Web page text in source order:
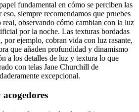
fundamental en cómo se perciben las
siempre recomendamos que pruebes
real, observando cómo cambian con la luz
por la noche. Las texturas bordadas
ejemplo, cobran vida con luz rasante,
que añaden profundidad y dinamismo
a los detalles de luz y textura lo que
con telas Jane Churchill de
excepcional.
acogedores